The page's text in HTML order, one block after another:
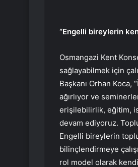
“Engelli bireylerin
Osmangazi Kent
sağlayabilmek için
Başkanı Orhan
ağırlıyor ve
erişilebilirlik, eğitim,
devam ediyoruz.
Engelli bireylerin
bilinçlendirmeye
rol model olarak